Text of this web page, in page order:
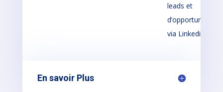
leads et
d’opportunités
via Linkedin
En savoir Plus